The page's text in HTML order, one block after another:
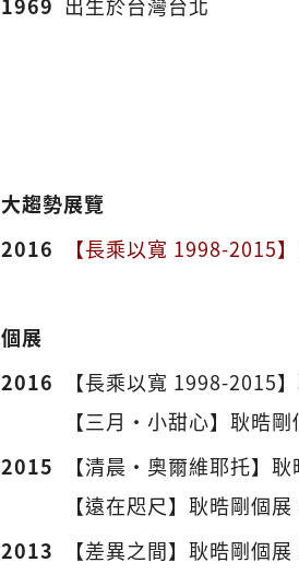
大趨勢展覽
2016
【長乘以寬 1998-2015
個展
2016
【長乘以寬 1998-2015
【三月・小甜心】耿晧
2015
【清晨・奧爾維耶托】
【遠在咫尺】耿晧剛個
2013
【差異之間】耿晧剛個